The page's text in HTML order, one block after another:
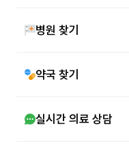
병원 찾기
약국 찾기
실시간 의료 상담